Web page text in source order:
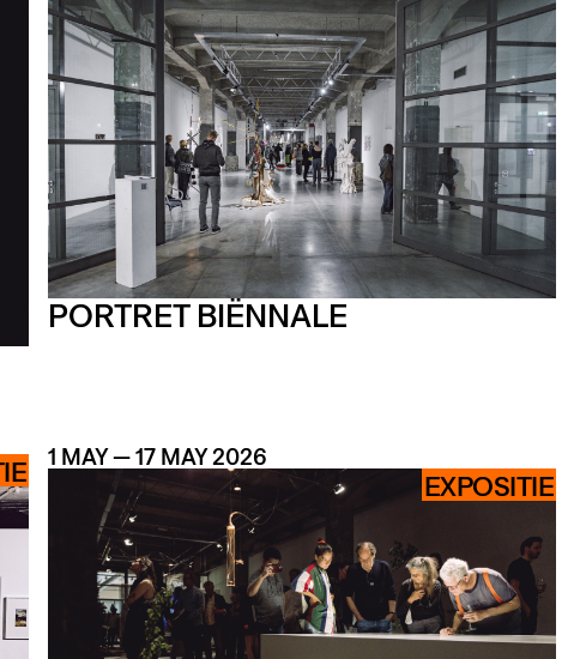
ABOUT&CONTACT
PORTRET BIËNNALE
1 MAY — 17 MAY 2026
EXPOSITIE